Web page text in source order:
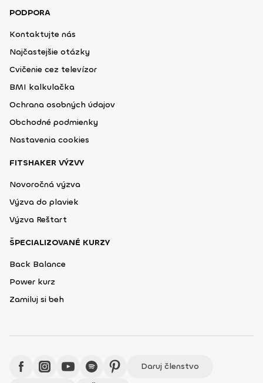
PODPORA
Kontaktujte nás
Najčastejšie otázky
Cvičenie cez televízor
BMI kalkulačka
Ochrana osobných údajov
Obchodné podmienky
Nastavenia cookies
FITSHAKER VÝZVY
Novoročná výzva
Výzva do plaviek
Výzva Reštart
ŠPECIALIZOVANÉ KURZY
Back Balance
Power kurz
Zamiluj si beh
Daruj členstvo